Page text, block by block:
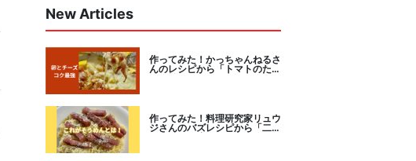
New Articles
作ってみた！かっちゃんねるさ
んのレシピから「トマトのたま
作ってみた！料理研究家リュウ
ジさんのバズレシピから「二度